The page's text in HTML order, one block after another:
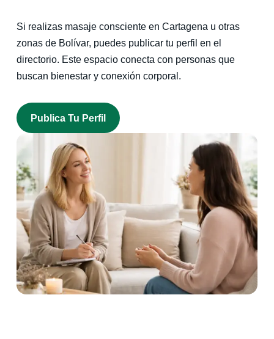
Si realizas masaje consciente en Cartagena u otras
zonas de Bolívar, puedes publicar tu perfil en el
directorio. Este espacio conecta con personas que
buscan bienestar y conexión corporal.
Publica Tu Perfil